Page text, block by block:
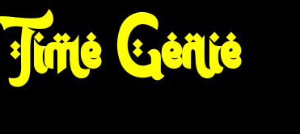
Time Genie